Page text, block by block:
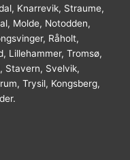
Knarrevik, Straume,
Molde, Notodden,
Råholt,
Lillehammer, Tromsø,
Stavern, Svelvik,
Trysil, Kongsberg,